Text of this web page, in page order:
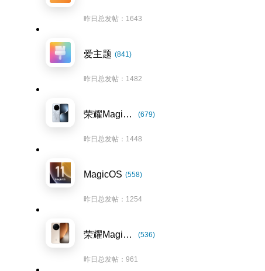
昨日总发帖：1643
爱主题 (841)
昨日总发帖：1482
荣耀Magic7系列 (679)
昨日总发帖：1448
MagicOS (558)
昨日总发帖：1254
荣耀Magic8系列 (536)
昨日总发帖：961